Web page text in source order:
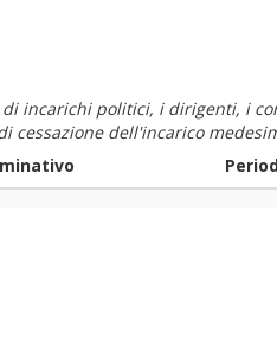
incarichi politici, i dirigenti, i
dell'incarico